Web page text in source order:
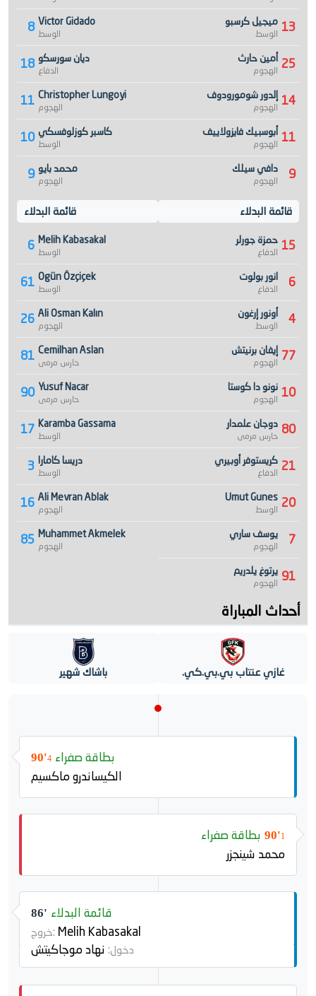
8 Victor Gidado
الوسط
18 ديان سورسكو
الدفاع
11 Christopher Lungoyi
الهجوم
10 كاسبر كوزلوفسكي
الوسط
9 محمد بايو
الهجوم
قائمة البدلاء
6 Melih Kabasakal
الوسط
61 Ogün Özçiçek
الوسط
26 Ali Osman Kalın
الهجوم
81 Cemilhan Aslan
حارس مرمى
90 Yusuf Nacar
حارس مرمى
17 Karamba Gassama
الوسط
3 دريسا كامارا
الوسط
16 Ali Mevran Ablak
الهجوم
85 Muhammet Akmelek
الهجوم
13 ميجيل كرسبو
الوسط
25 أمين حارث
الهجوم
14 إلدور شومورودوف
الهجوم
11 أبوسبيك فايزولاييف
الهجوم
9 دافي سيلك
الهجوم
قائمة البدلاء
15 حمزة جورلر
الدفاع
6 انور بولوت
الدفاع
4 أونور إرغون
الوسط
77 إيفان برنيتش
الهجوم
10 نونو دا كوستا
الهجوم
80 دوجان علمدار
حارس مرمى
21 كريستوفر أوبيري
الدفاع
20
Umut Gunes
الوسط
7 يوسف ساري
الهجوم
91 يرتوغ يلدريم
الهجوم
أحداث المباراة
غازي عنتاب بي.بي.كي. باشاك شهير
90'4 بطاقة صفراء
الكيساندرو ماكسيم
90'1
بطاقة صفراء
محمد شينجزر
86' قائمة البدلاء
خروج: Melih Kabasakal
دخول: نهاد موجاكيتش